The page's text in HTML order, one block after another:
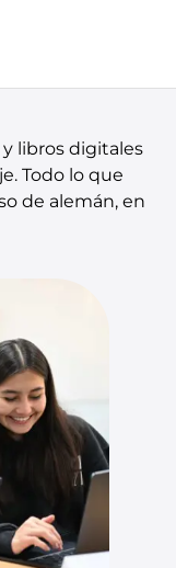
libros digitales
Todo lo que
de alemán, en